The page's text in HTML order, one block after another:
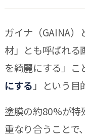
ガイナ（GAINA
材」とも呼ばれる
を綺麗にする」こ
にする 」という目
塗膜の約80%が特
重なり合うことで